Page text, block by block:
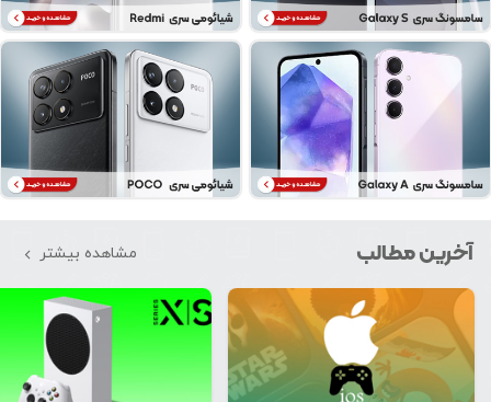
آخرین مطالب مشاهده بیشتر